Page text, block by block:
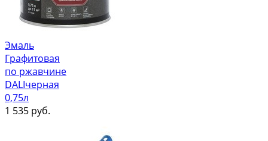
Эмаль
Графитовая
по ржавчине
DALIчерная
0,75л
1 535 руб.